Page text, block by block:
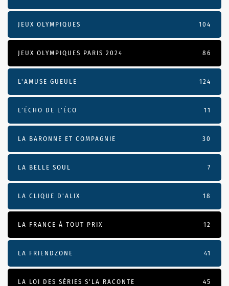
JEUX OLYMPIQUES 104
JEUX OLYMPIQUES PARIS 2024 86
L'AMUSE GUEULE 124
L’ÉCHO DE L’ÉCO 11
LA BARONNE ET COMPAGNIE 30
LA BELLE SOUL 7
LA CLIQUE D'ALIX 18
LA FRANCE À TOUT PRIX 12
LA FRIENDZONE 41
LA LOI DES SÉRIES S'LA RACONTE 45